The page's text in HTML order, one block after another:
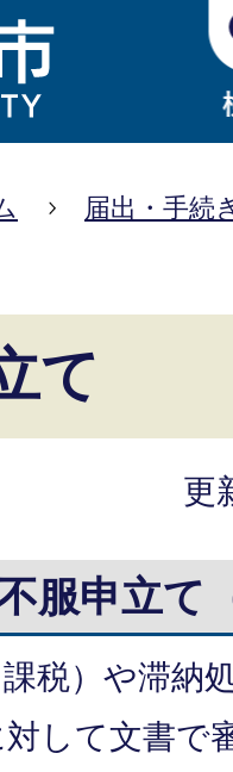
届出・手続
て
更
服申立て
税）や滞納
して文書で